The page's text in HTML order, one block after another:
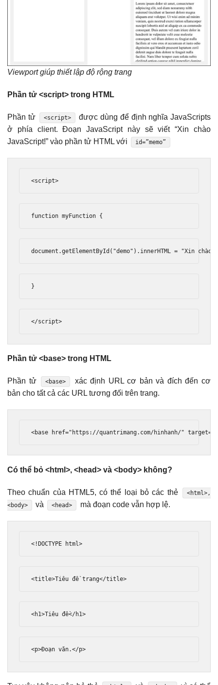
Viewport giúp thiết lập độ rộng trang
Phần tử <script> trong HTML
Phần tử <script>
được dùng để định nghĩa JavaScripts
ở phía client. Đoạn JavaScript này sẽ viết “Xin chào
JavaScript!” vào phần tử HTML với
id=”memo”
<script>
function myFunction {
document .getElementById ( "demo" ). innerHTML = "Xin chào
}
</script>
Phần tử <base> trong HTML
Phần tử <base>
xác định URL cơ bản và đích đến cơ
bản cho tất cả các URL tương đối trên trang.
<base href="https://quantrimang.com/hinhanh/" target=
Có thể bỏ <html>, <head> và <body> không?
Theo chuẩn của HTML5, có thể loại bỏ các thẻ
<html>,
<body>
và <head> mà đoạn code vẫn hợp lệ.
<!DOCTYPE html>
<title>Tiêu đề trang</title>
<h1>Tiêu đề</h1>
<p>Đoạn văn.</p>